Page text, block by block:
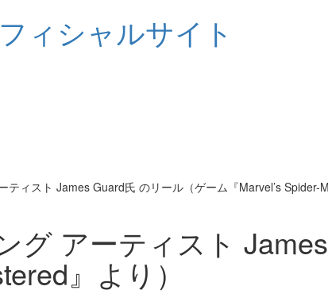
ィシャルサイト
ティスト James Guard氏 のリール（ゲーム『Marvel’s Spider-
グ アーティスト
』より）